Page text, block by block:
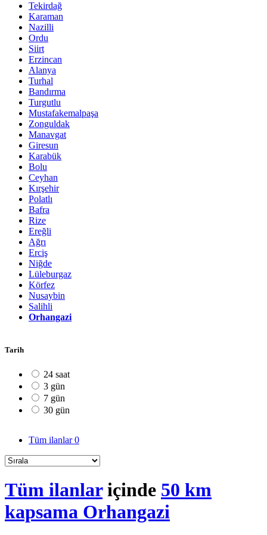
Tekirdağ
Karaman
Nazilli
Ordu
Siirt
Erzincan
Alanya
Turhal
Bandırma
Turgutlu
Mustafakemalpaşa
Zonguldak
Manavgat
Giresun
Karabük
Bolu
Ceyhan
Kırşehir
Polatlı
Bafra
Rize
Ereğli
Ağrı
Erciş
Niğde
Lüleburgaz
Körfez
Nusaybin
Salihli
Orhangazi
Tarih
24 saat
3 gün
7 gün
30 gün
Tüm ilanlar0
Tüm ilanlariçinde 50 km
kapsama Orhangazi